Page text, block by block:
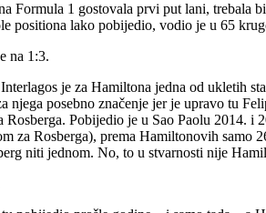
Formula 1 gostovala prvi put lani, trebala
positiona lako pobijedio, vodio je u 65
na 1:3.
je za Hamiltona jedna od ukletih
njega posebno značenje jer je upravo tu
Rosberga. Pobijedio je u Sao Paolu
za Rosberga), prema Hamiltonovih
niti jednom. No, to u stvarnosti nije